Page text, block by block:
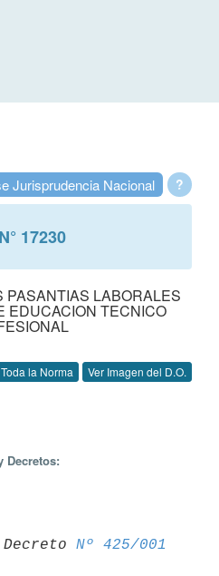
?
Jurisprudencia Nacional
N° 17230
PASANTIAS LABORALES
EDUCACION TECNICO
Toda la Norma Ver Imagen del D.O.
Decretos:
Decreto Nº 425/001